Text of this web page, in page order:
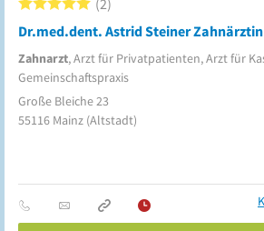
Dr.med.dent. Astrid Steiner Zahnärztin
Zahnarzt, Arzt für Privatpatienten, Arzt für
Gemeinschaftspraxis
2
Große Bleiche 23
55116 Mainz (Altstadt)